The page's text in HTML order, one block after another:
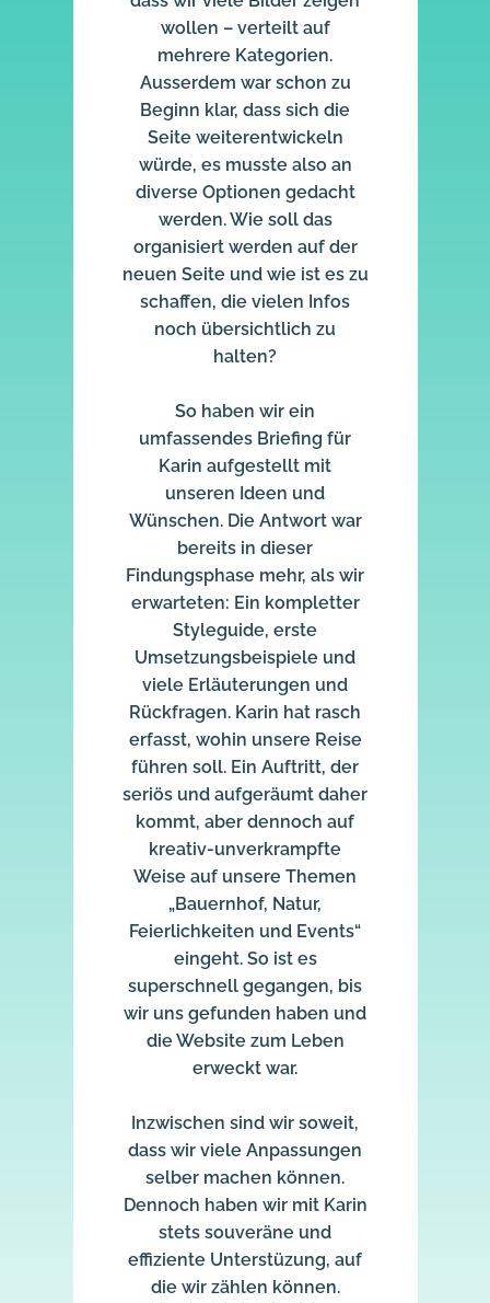
wollen – verteilt auf
mehrere Kategorien.
Ausserdem war schon zu
Beginn klar, dass sich die
Seite weiterentwickeln
würde, es musste also an
diverse Optionen gedacht
werden. Wie soll das
organisiert werden auf der
neuen Seite und wie ist es zu
schaffen, die vielen Infos
noch übersichtlich zu
halten?
So haben wir ein
umfassendes Briefing für
Karin aufgestellt mit
unseren Ideen und
Wünschen. Die Antwort war
bereits in dieser
Findungsphase mehr, als wir
erwarteten: Ein kompletter
Styleguide, erste
Umsetzungsbeispiele und
viele Erläuterungen und
Rückfragen. Karin hat rasch
erfasst, wohin unsere Reise
führen soll. Ein Auftritt, der
seriös und aufgeräumt daher
kommt, aber dennoch auf
kreativ-unverkrampfte
Weise auf unsere Themen
„Bauernhof, Natur,
Feierlichkeiten und Events“
eingeht. So ist es
superschnell gegangen, bis
wir uns gefunden haben und
die Website zum Leben
erweckt war.
Inzwischen sind wir soweit,
dass wir viele Anpassungen
selber machen können.
Dennoch haben wir mit Karin
stets souveräne und
effiziente Unterstüzung, auf
die wir zählen können.